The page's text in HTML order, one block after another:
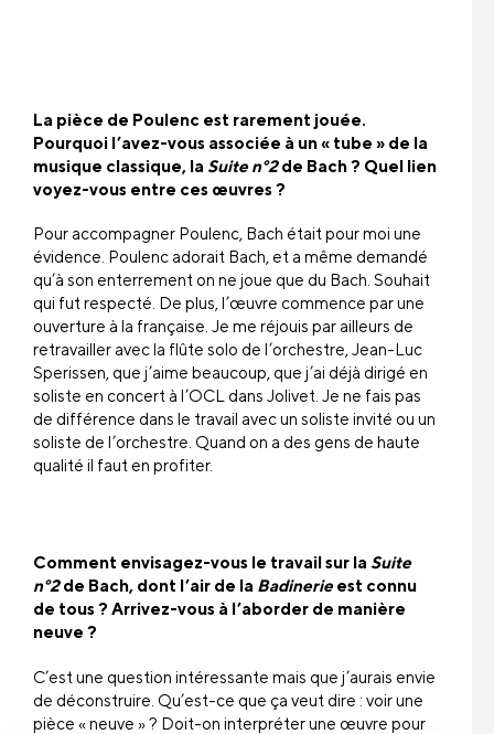
La pièce de Poulenc est rarement jouée.
Pourquoi l’avez-vous associée à un « tube » de la
musique classique, la Suite n°2de Bach ? Quel lien
voyez-vous entre ces œuvres ?
Pour accompagner Poulenc, Bach était pour moi une
évidence. Poulenc adorait Bach, et a même demandé
qu’à son enterrement on ne joue que du Bach. Souhait
qui fut respecté. De plus, l’œuvre commence par une
ouverture à la française. Je me réjouis par ailleurs de
retravailler avec la flûte solo de l’orchestre, Jean-Luc
Sperissen, que j’aime beaucoup, que j’ai déjà dirigé en
soliste en concert à l’OCL dans Jolivet. Je ne fais pas
de différence dans le travail avec un soliste invité ou un
soliste de l’orchestre. Quand on a des gens de haute
qualité il faut en profiter.
Comment envisagez-vous le travail sur la Suite
n°2de Bach, dont l’air de la Badinerieest connu
de tous ? Arrivez-vous à l’aborder de manière
neuve ?
C’est une question intéressante mais que j’aurais envie
de déconstruire. Qu’est-ce que ça veut dire : voir une
pièce « neuve » ? Doit-on interpréter une œuvre pour